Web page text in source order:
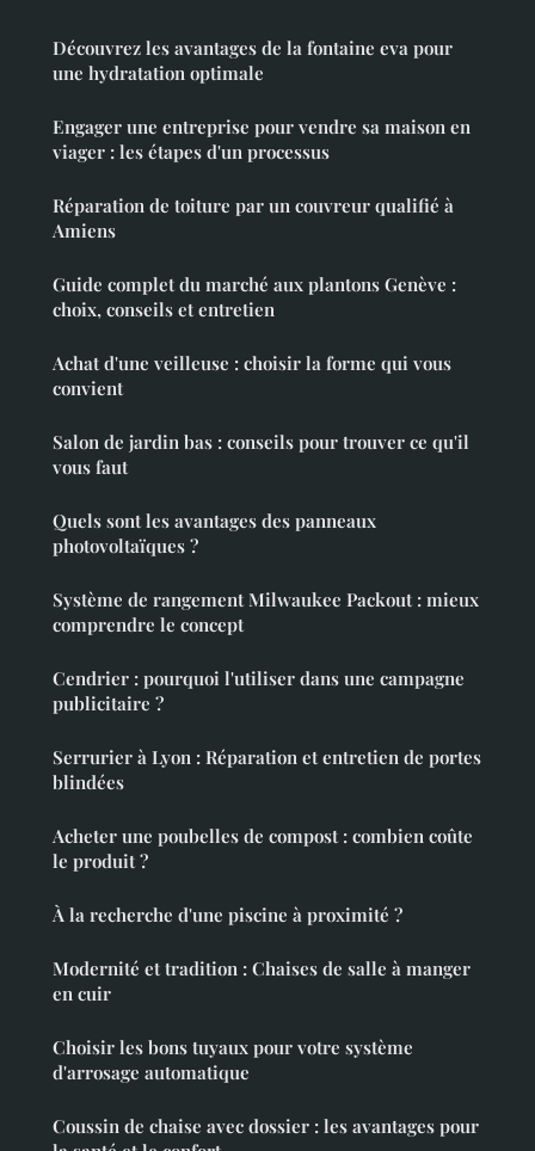
Découvrez les avantages de la fontaine eva pour
une hydratation optimale
Engager une entreprise pour vendre sa maison en
viager : les étapes d'un processus
Réparation de toiture par un couvreur qualifié à
Amiens
Guide complet du marché aux plantons Genève :
choix, conseils et entretien
Achat d'une veilleuse : choisir la forme qui vous
convient
Salon de jardin bas : conseils pour trouver ce qu'il
vous faut
Quels sont les avantages des panneaux
photovoltaïques ?
Système de rangement Milwaukee Packout : mieux
comprendre le concept
Cendrier : pourquoi l'utiliser dans une campagne
publicitaire ?
Serrurier à Lyon : Réparation et entretien de portes
blindées
Acheter une poubelles de compost : combien coûte
le produit ?
À la recherche d'une piscine à proximité ?
Modernité et tradition : Chaises de salle à manger
en cuir
Choisir les bons tuyaux pour votre système
d'arrosage automatique
Coussin de chaise avec dossier : les avantages pour